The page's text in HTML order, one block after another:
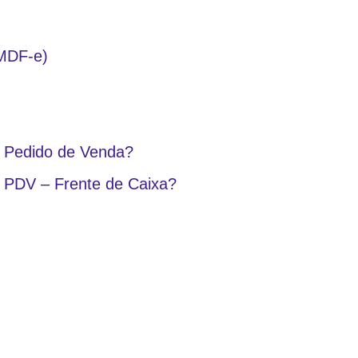
e)
de Venda?
– Frente de Caixa?